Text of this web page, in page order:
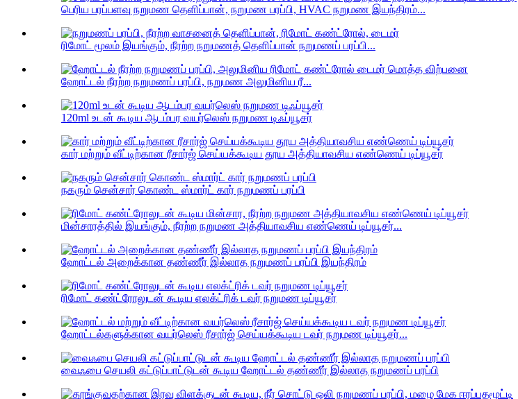
பெரிய பரப்பளவு நறுமண தெளிப்பான், நறுமண பரப்பி, HVAC நறுமண இயந்திரம்...
ரிமோட் மூலம் இயங்கும், நீரற்ற நறுமணத் தெளிப்பான் நறுமணப் பரப்பி...
ஹோட்டல் நீரற்ற நறுமணப் பரப்பி, நறுமண அலுமினிய ரீ...
120ml உடன் கூடிய ஆடம்பர வயர்லெஸ் நறுமண டிஃப்யூசர்
கார் மற்றும் வீட்டிற்கான ரீசார்ஜ் செய்யக்கூடிய தூய அத்தியாவசிய எண்ணெய் டிப்யூசர்
நகரும் சென்சார் கொண்ட ஸ்மார்ட் கார் நறுமணப் பரப்பி
மின்சாரத்தில் இயங்கும், நீரற்ற நறுமண அத்தியாவசிய எண்ணெய் டிப்யூசர்...
ஹோட்டல் அறைக்கான தண்ணீர் இல்லாத நறுமணப் பரப்பி இயந்திரம்
ரிமோட் கண்ட்ரோலுடன் கூடிய எலக்ட்ரிக் டவர் நறுமண டிப்யூசர்
ஹோட்டல்களுக்கான வயர்லெஸ் ரீசார்ஜ் செய்யக்கூடிய டவர் நறுமண டிப்யூசர்...
வைஃபை செயலி கட்டுப்பாட்டுடன் கூடிய ஹோட்டல் தண்ணீர் இல்லாத நறுமணப் பரப்பி